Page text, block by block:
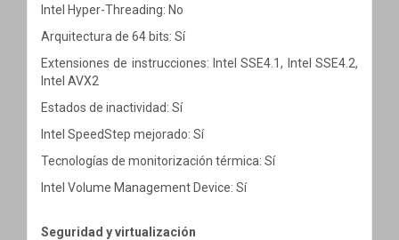
Intel Hyper-Threading: No
Arquitectura de 64 bits: Sí
Extensiones de instrucciones: Intel SSE4.1, Intel SSE4.2,
Intel AVX2
Estados de inactividad: Sí
Intel SpeedStep mejorado: Sí
Tecnologías de monitorización térmica: Sí
Intel Volume Management Device: Sí
Seguridad y virtualización